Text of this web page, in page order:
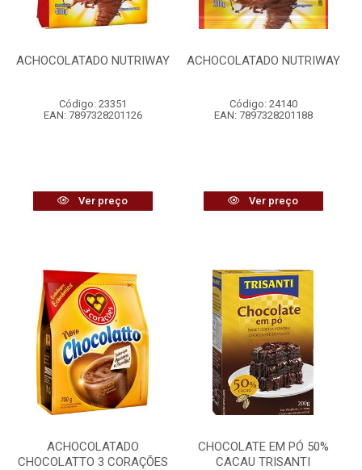
ACHOCOLATADO NUTRIWAY
Código: 23351
EAN: 7897328201126
Ver preço
ACHOCOLATADO NUTRIWAY
Código: 24140
EAN: 7897328201188
Ver preço
ACHOCOLATADO
CHOCOLATTO 3 CORAÇÕES
CHOCOLATE EM PÓ 50%
CACAU TRISANTI